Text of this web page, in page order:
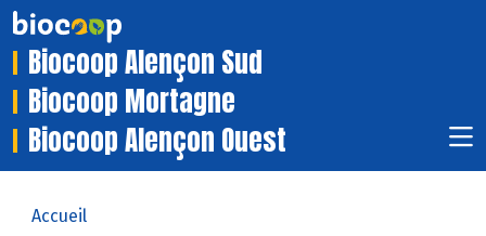
Biocoop Alençon Sud
Biocoop Mortagne
Biocoop Alençon Ouest
Accueil